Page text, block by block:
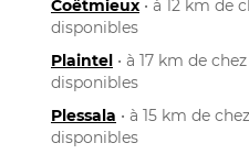
Coëtmieux • à 12 km de
disponibles
Plaintel • à 17 km de
disponibles
Plessala • à 15 km de
disponibles